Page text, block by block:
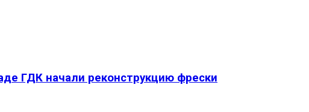
ГДК начали реконструкцию фрески